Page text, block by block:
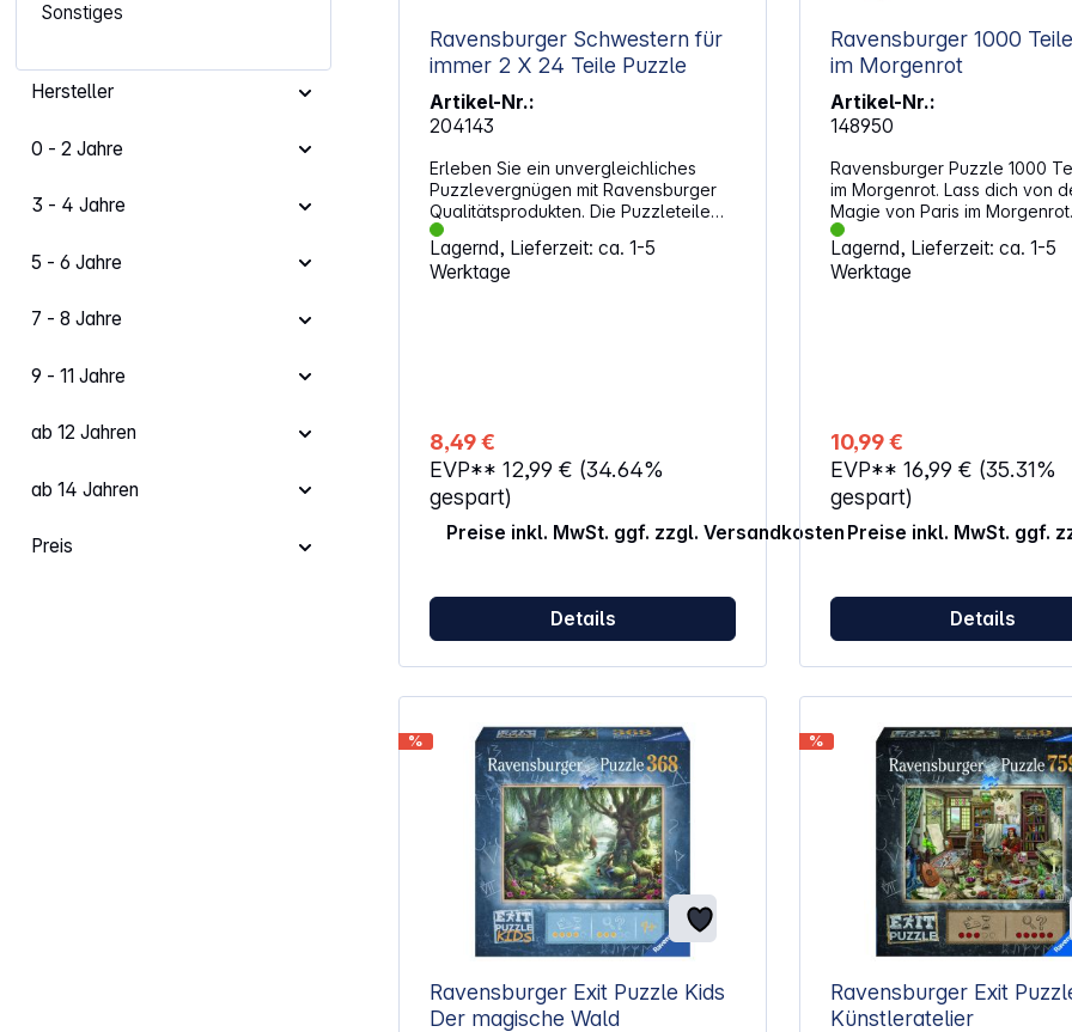
Sonstiges
Hersteller
0 - 2 Jahre
3 - 4 Jahre
5 - 6 Jahre
7 - 8 Jahre
9 - 11 Jahre
ab 12 Jahren
ab 14 Jahren
Preis
Ravensburger Schwestern für
immer 2 X 24 Teile Puzzle
Artikel-Nr.:
204143
Erleben Sie ein unvergleichliches
Puzzlevergnügen mit Ravensburger
Qualitätsprodukten. Die Puzzleteile
passen perfekt ineinander. Dank
handgefertigter Stanzwerkzeuge ist
die Formenvielfalt der Ravensburger
wegen verschluckbarer Kleinteile.
Lagernd, Lieferzeit: ca. 1-5
Werktage
8,49 €
EVP** 12,99 € (34.64%
gespart)
Preise inkl. MwSt. ggf. zzgl. Versandkosten
Details
Ravensburger 1000 Teile Paris
im Morgenrot
Artikel-Nr.:
148950
Ravensburger Puzzle 1000
im Morgenrot. Lass dich von
Magie von Paris im Morgenrot
verzaubern! Dieses
Puzzle für Erwachsene
auf eine visuelle Reise durch
Geduld stärkst. Ein Moment der
Entspannung, der dir das
wirklich in den frühen Stunden
Paris zu sein – ein Genuss für
Seele und ein wahres
Anzahl Teile: 1000 Material: Karton
Abmessungen Schachtel: 34 x
cm Puzzle Abmessungen: 70 x 50 x
0,2 cm Gewicht: 835 g
Erstickungsgefahr wegen
verschluckbarer Kleinteile.
Lagernd, Lieferzeit: ca. 1-5
Werktage
10,99 €
EVP** 16,99 € (35.31%
gespart)
Preise inkl. MwSt. ggf.
Details
%
Ravensburger Exit Puzzle Kids
Der magische Wald
%
Ravensburger Exit
Künstleratelier